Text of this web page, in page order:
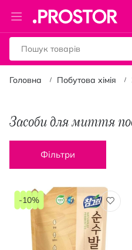
Toggle
Nav
Головна Побутова хімія
Засоби для миття
Фільтри
-10%